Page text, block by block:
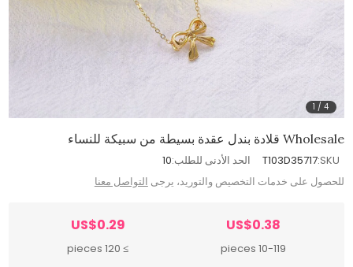
1 /4
Wholesale قلادة بندل عقدة بسيطة من سبيكة للنساء
SKU:
T103D35717 الحد الأدنى للطلب:10
للحصول على خدمات التخصيص والتوريد، يرجى التواصل معنا
US$0.38
10-119 pieces
US$0.29
≥ 120 pieces